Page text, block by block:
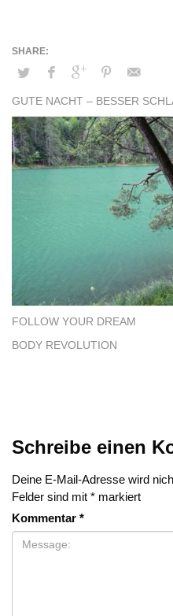
GUTE NACHT – BESSER
FOLLOW YOUR DREAM
BODY REVOLUTION
Schreibe einen
Deine E-Mail-Adresse wird
Felder sind mit * markiert
Kommentar *